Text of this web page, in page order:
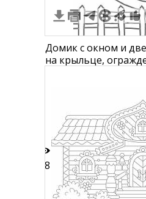
Домик с окном и
на крыльце,
38